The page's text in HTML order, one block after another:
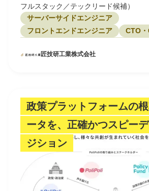
フルスタック／テックリード候補）
サーバーサイドエンジニア
フロントエンドエンジニア
CTO
匠技研工業株式会社
政策プラットフォームの
ータを、正確かつスピー
ジション